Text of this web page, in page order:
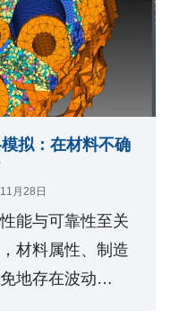
拟：在材料不确
月28日
能与可靠性至关
材料属性、制造
地存在波动…